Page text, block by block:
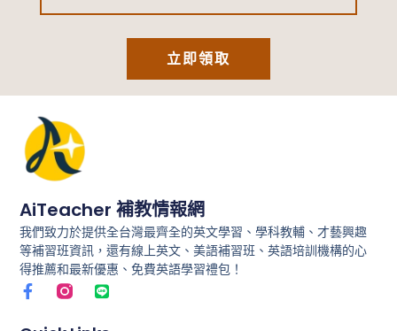
上
落
後！
立即領取
AiTeacher 補教情報網
我們致力於提供全台灣最齊全的英文學習、學科教輔、才藝興趣
等補習班資訊，還有線上英文、美語補習班、英語培訓機構的心
得推薦和最新優惠、免費英語學習禮包！
F
a
L
i